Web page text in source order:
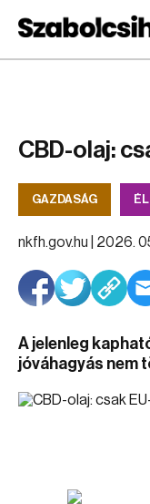
CBD-olaj:
GAZDASÁG
nkfh.gov.hu | 2026.
A jelenleg
jóváhagyás nem